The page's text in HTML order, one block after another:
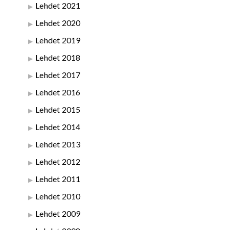
Lehdet 2021
Lehdet 2020
Lehdet 2019
Lehdet 2018
Lehdet 2017
Lehdet 2016
Lehdet 2015
Lehdet 2014
Lehdet 2013
Lehdet 2012
Lehdet 2011
Lehdet 2010
Lehdet 2009